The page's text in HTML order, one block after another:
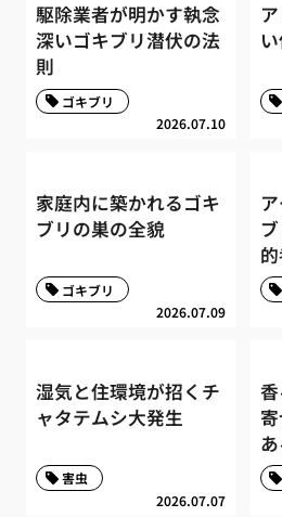
駆除業者が明かす執念
深いゴキブリ潜伏の法
則
2026.07.10
ゴキブリ
家庭内に築かれるゴキ
ブリの巣の全貌
2026.07.09
ゴキブリ
湿気と住環境が招くチ
ャタテムシ大発生
2026.07.07
害虫